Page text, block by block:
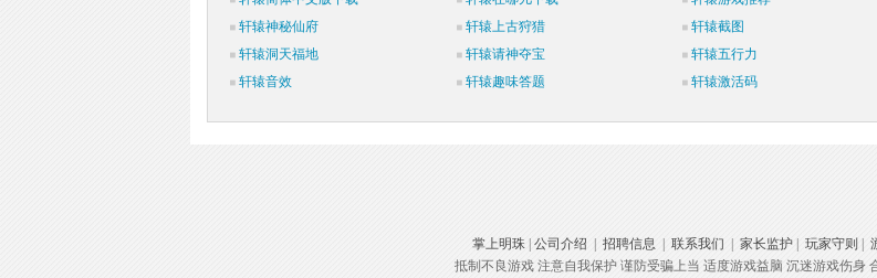
轩辕神秘仙府
轩辕上古狩猎
轩辕截图
轩辕洞天福地
轩辕请神夺宝
轩辕五行力
轩辕音效
轩辕趣味答题 轩辕激活码
掌上明珠| 公司介绍 招聘信息 联系我们 家长监护| 玩家守则
抵制不良游戏 注意自我保护 谨防受骗上当 适度游戏益脑 沉迷游戏伤身